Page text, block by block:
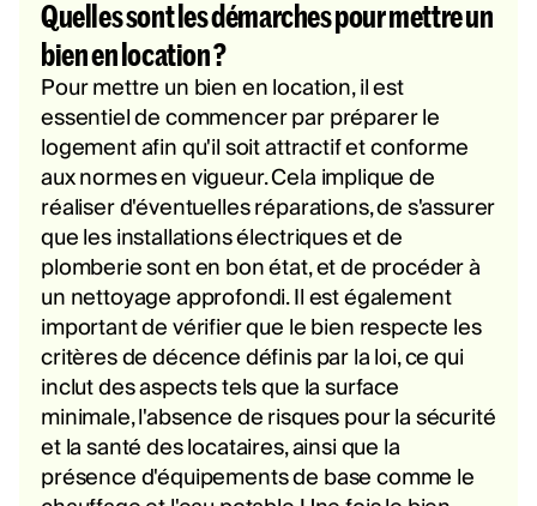
Quelles sont les démarches pour mettre un
bien en location ?
Pour mettre un bien en location, il est
essentiel de commencer par préparer le
logement afin qu'il soit attractif et conforme
aux normes en vigueur. Cela implique de
réaliser d'éventuelles réparations, de s'assurer
que les installations électriques et de
plomberie sont en bon état, et de procéder à
un nettoyage approfondi. Il est également
important de vérifier que le bien respecte les
critères de décence définis par la loi, ce qui
inclut des aspects tels que la surface
minimale, l'absence de risques pour la sécurité
et la santé des locataires, ainsi que la
présence d'équipements de base comme le